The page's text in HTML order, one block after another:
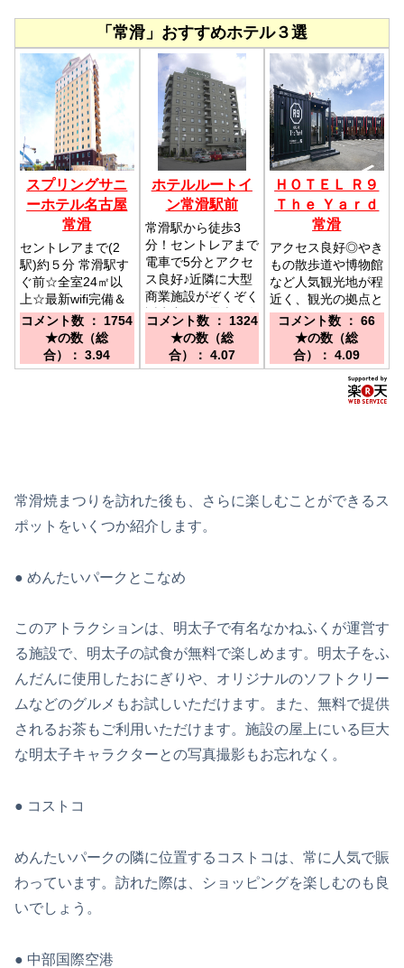
「常滑」おすすめホテル３選
スプリングサニ
ーホテル名古屋
常滑
セントレアまで(2
駅)約５分 常滑駅す
ぐ前☆全室24㎡以
上☆最新wifi完備＆
大浴場＆無料駐車場
♪／中部国際空港よ
り２駅、約5分 ●
名鉄名古屋駅から特
コメント数 ： 1754
★の数（総
合）： 3.94
ホテルルートイ
ン常滑駅前
常滑駅から徒歩3
分！セントレアまで
電車で5分とアクセ
ス良好♪近隣に大型
商業施設がぞくぞく
誕生中！／電車：名
鉄常滑駅より徒歩約
３分/車：知多半島
道路(セントレアラ
コメント数 ： 1324
★の数（総
合）： 4.07
ＨＯＴＥＬ Ｒ９
Ｔｈｅ Ｙａｒｄ
常滑
アクセス良好◎やき
もの散歩道や博物館
など人気観光地が程
近く、観光の拠点と
しても最適です♪／
【電車】名鉄常滑線
常滑駅から徒歩8
分、多屋駅から徒歩
8分【お車】知多横
断道路 常滑IC / り
コメント数 ： 66
★の数（総
合）： 4.09
常滑焼まつりを訪れた後も、さらに楽しむことができるス
ポットをいくつか紹介します。
● めんたいパークとこなめ
このアトラクションは、明太子で有名なかねふくが運営す
る施設で、明太子の試食が無料で楽しめます。明太子をふ
んだんに使用したおにぎりや、オリジナルのソフトクリー
ムなどのグルメもお試しいただけます。また、無料で提供
されるお茶もご利用いただけます。施設の屋上にいる巨大
な明太子キャラクターとの写真撮影もお忘れなく。
● コストコ
めんたいパークの隣に位置するコストコは、常に人気で賑
わっています。訪れた際は、ショッピングを楽しむのも良
いでしょう。
● 中部国際空港